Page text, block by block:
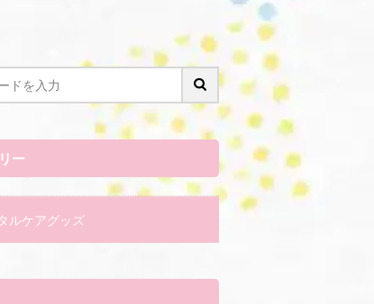
ー
ルケアグッズ